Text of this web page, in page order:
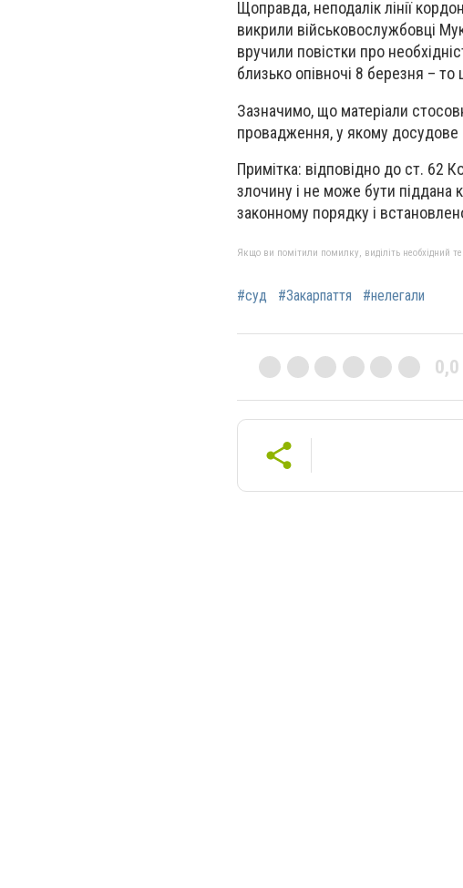
Щоправда, неподалік лінії
викрили військовослужбовці
вручили повістки про
близько опівночі 8 березня –
Зазначимо, що матеріали
провадження, у якому досудове
Примітка: відповідно до ст. 62
злочину і не може бути піддана
законному порядку і
Якщо ви помітили помилку, виділіть необхідний
#суд #Закарпаття #нелегали
0,0